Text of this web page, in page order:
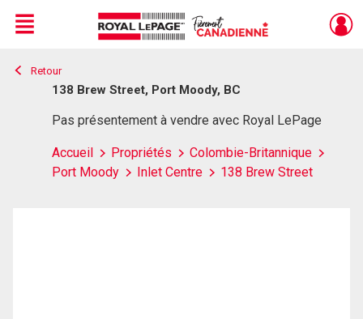
Live
En Direct
Menu
Retour
138 Brew Street, Port Moody, BC
Pas présentement à vendre avec Royal LePage
Accueil Propriétés
Colombie-Britannique
Port Moody
Inlet Centre 138 Brew Street